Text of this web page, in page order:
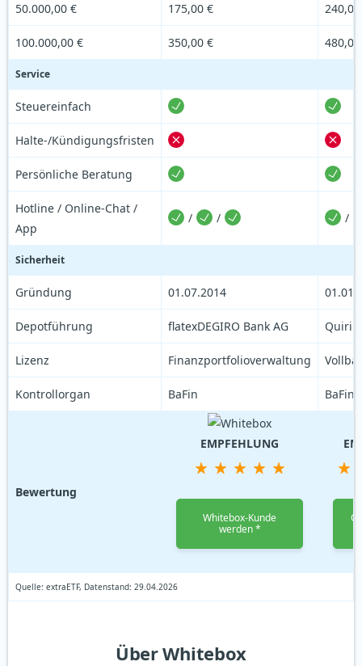
50.000,00 € 175,00 €
100.000,00 € 350,00 €
Service
Steuereinfach
Halte-/Kündigungsfristen
Persönliche Beratung
Hotline / Online-Chat /
App
/ / /
Sicherheit
Gründung 01.07.2014
Depotführung flatexDEGIRO Bank AG Quirin
Lizenz Finanzportfolioverwaltung
Kontrollorgan BaFin BaFin
Bewertung
EMPFEHLUNG
Whitebox-Kunde
werden *
Quelle: extraETF, Datenstand: 29.04.2026
Über Whitebox